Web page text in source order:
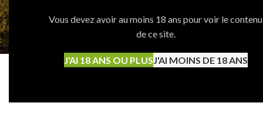
Vous devez avoir au moins 18 ans pour voir le contenu
de ce site.
J'AI 18 ANS OU PLUSJ'AI MOINS DE 18 ANS
Suspendisse quam at vestibulum